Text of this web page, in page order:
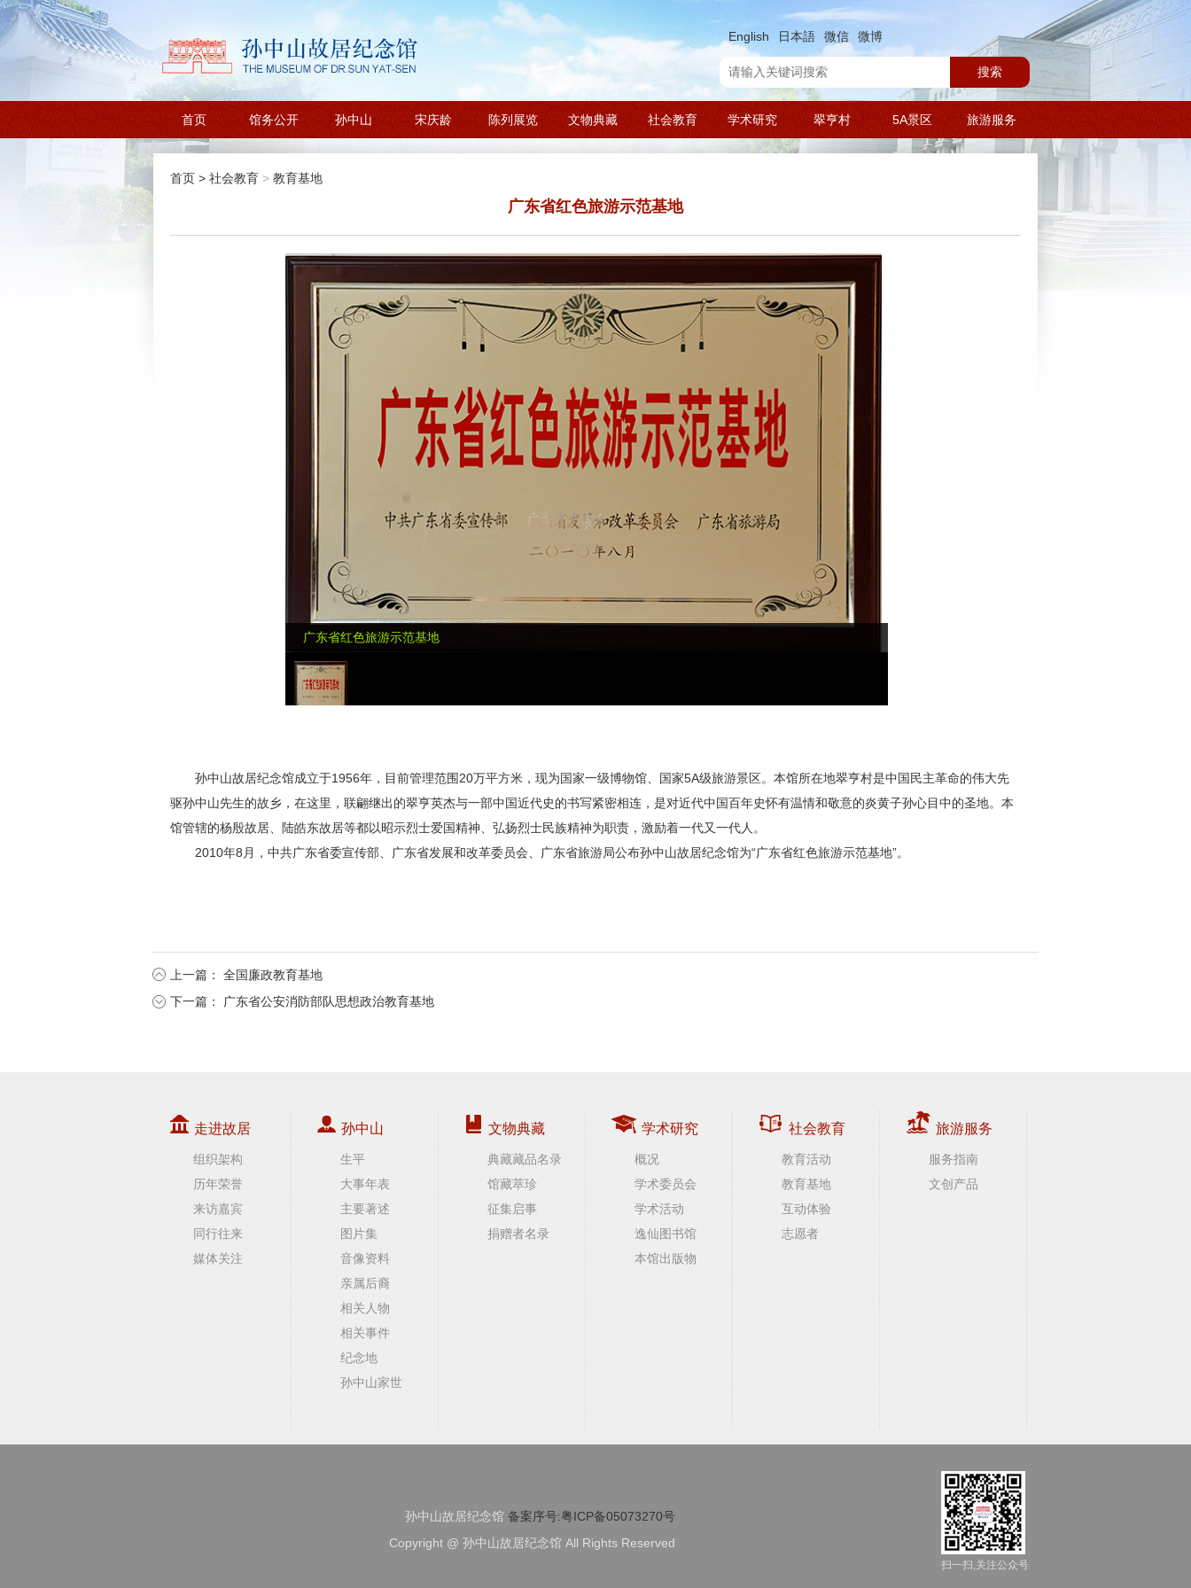
English 日本語 微信 微博
搜索
首页 馆务公开 孙中山 宋庆龄 陈列展览 文物典藏 社会教育 学术研究 翠亨村 5A景区 旅游服务
首页 > 社会教育 > 教育基地
广东省红色旅游示范基地
广东省红色旅游示范基地
孙中山故居纪念馆成立于1956年，目前管理范围20万平方米，现为国家一级博物馆、国家5A级旅游景区。本馆所在地翠亨村是中国民主革命的伟大先
驱孙中山先生的故乡，在这里，联翩继出的翠亨英杰与一部中国近代史的书写紧密相连，是对近代中国百年史怀有温情和敬意的炎黄子孙心目中的圣地。本
馆管辖的杨殷故居、陆皓东故居等都以昭示烈士爱国精神、弘扬烈士民族精神为职责，激励着一代又一代人。
2010年8月，中共广东省委宣传部、广东省发展和改革委员会、广东省旅游局公布孙中山故居纪念馆为“广东省红色旅游示范基地”。
上一篇： 全国廉政教育基地
下一篇：
广东省公安消防部队思想政治教育基地
走进故居
组织架构
历年荣誉
来访嘉宾
同行往来
媒体关注
孙中山
生平
大事年表
主要著述
图片集
音像资料
亲属后裔
相关人物
相关事件
纪念地
孙中山家世
文物典藏
典藏藏品名录
馆藏萃珍
征集启事
捐赠者名录
学术研究
概况
学术委员会
学术活动
逸仙图书馆
本馆出版物
社会教育
教育活动
教育基地
互动体验
志愿者
旅游服务
服务指南
文创产品
孙中山故居纪念馆 备案序号:粤ICP备05073270号
Copyright @ 孙中山故居纪念馆 All Rights Reserved
扫一扫,关注公众号